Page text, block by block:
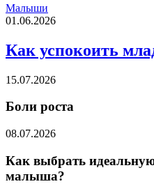
Малыши
01.06.2026
Как успокоить
15.07.2026
Боли роста
08.07.2026
Как выбрать
малыша?